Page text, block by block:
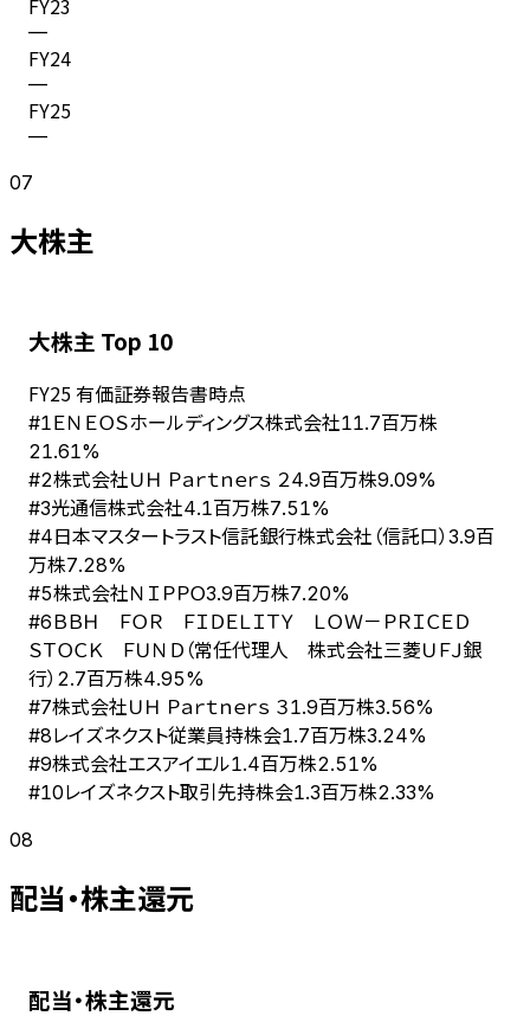
FY23
—
FY24
—
FY25
—
07
大株主
大株主 Top 10
FY25 有価証券報告書時点
#1ＥＮＥＯＳホールディングス株式会社11.7百万株
21.61%
#2株式会社ＵＨ Ｐａｒｔｎｅｒｓ ２4.9百万株9.09%
#3光通信株式会社4.1百万株7.51%
#4日本マスタートラスト信託銀行株式会社（信託口） 3.9百
万株7.28%
#5株式会社ＮＩＰＰＯ3.9百万株7.20%
#6ＢＢＨ ＦＯＲ ＦＩＤＥＬＩＴＹ ＬＯＷ－ＰＲＩＣＥＤ
ＳＴＯＣＫ ＦＵＮＤ（常任代理人 株式会社三菱ＵＦＪ銀
行） 2.7百万株4.95%
#7株式会社ＵＨ Ｐａｒｔｎｅｒｓ ３1.9百万株3.56%
#8レイズネクスト従業員持株会1.7百万株3.24%
#9株式会社エスアイエル1.4百万株2.51%
#10レイズネクスト取引先持株会1.3百万株2.33%
08
配当・株主還元
配当・株主還元